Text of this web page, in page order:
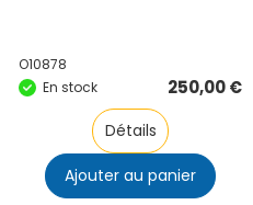
O10878
En stock
250,00€
Détails
Ajouter au panier